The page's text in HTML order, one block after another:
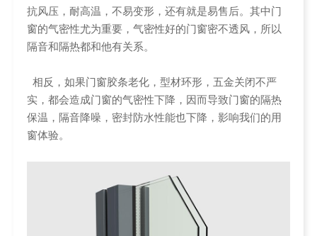
抗风压，耐高温，不易变形，还有就是易售后。其中门
窗的气密性尤为重要，气密性好的门窗密不透风，所以
隔音和隔热都和他有关系。
相反，如果门窗胶条老化，型材环形，五金关闭不严
实，都会造成门窗的气密性下降，因而导致门窗的隔热
保温，隔音降噪，密封防水性能也下降，影响我们的用
窗体验。